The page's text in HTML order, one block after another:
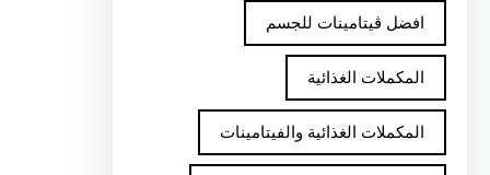
افضل ڤيتامينات للجسم
المكملات الغذائية
المكملات الغذائية والفيتامينات